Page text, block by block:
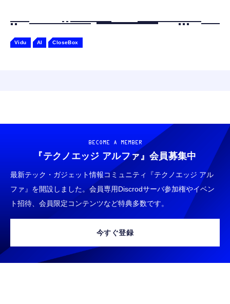
Vidu AI CloseBox
BECOME A MEMBER
『テクノエッジ アルファ』 会員募集中
最新テック・ガジェット情報コミュニティ『テクノエッジ アル
ファ』を開設しました。会員専用Discrodサーバ参加権やイベン
ト招待、会員限定コンテンツなど特典多数です。
今すぐ登録